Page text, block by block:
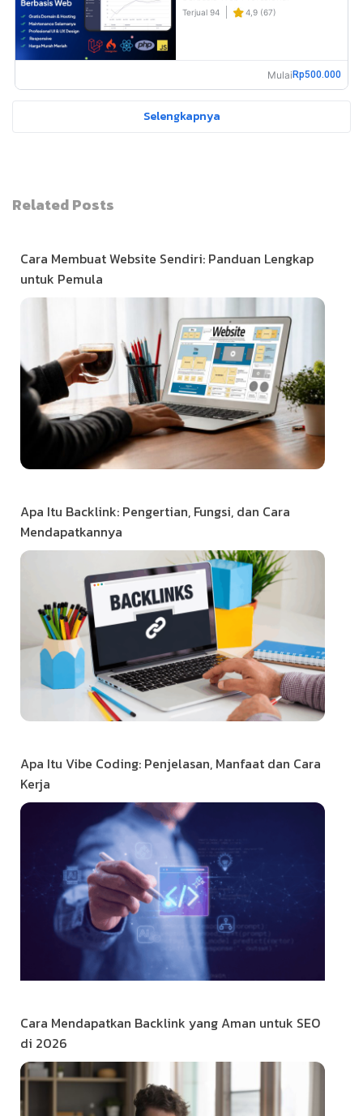
Terjual 94 4,9 (67)
Mulai Rp500.000
Selengkapnya
Related Posts
Cara Membuat Website Sendiri: Panduan Lengkap
untuk Pemula
Apa Itu Backlink: Pengertian, Fungsi, dan Cara
Mendapatkannya
Apa Itu Vibe Coding: Penjelasan, Manfaat dan Cara
Kerja
Cara Mendapatkan Backlink yang Aman untuk SEO
di 2026